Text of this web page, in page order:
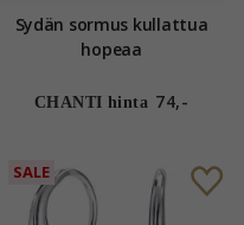
Sydän sormus kullattua
hopeaa
CHANTI hinta 74,-
SALE